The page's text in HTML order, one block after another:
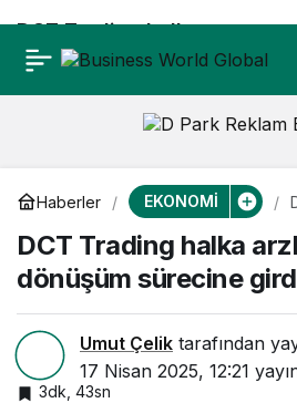
Haberler EKONOMİ
DCT Trading halka
dönüşüm sürecine
Umut Çelik tarafından
17 Nisan 2025, 12:21
3dk, 43sn
DCT Trading halka
arzla büyüme ve
girdi